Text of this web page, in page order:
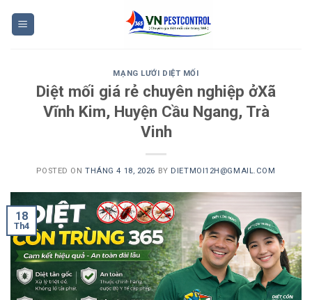
MẠNG LƯỚI DIỆT MỐI
Diệt mối giá rẻ chuyên nghiệp ởXã
Vĩnh Kim, Huyện Cầu Ngang, Trà
Vinh
POSTED ONTHÁNG 4 18, 2026 BY DIETMOI12H@GMAIL.COM
18
Th4